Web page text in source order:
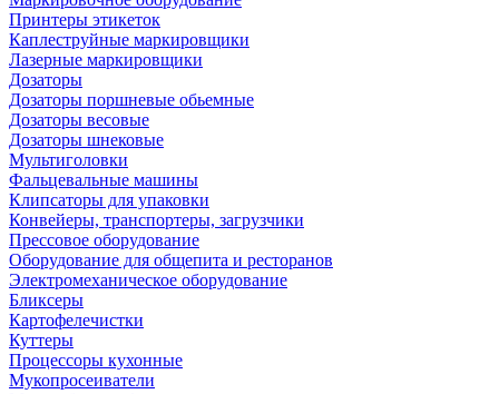
Принтеры этикеток
Каплеструйные маркировщики
Лазерные маркировщики
Дозаторы
Дозаторы поршневые обьемные
Дозаторы весовые
Дозаторы шнековые
Мультиголовки
Фальцевальные машины
Клипсаторы для упаковки
Конвейеры, транспортеры, загрузчики
Прессовое оборудование
Оборудование для общепита и ресторанов
Электромеханическое оборудование
Бликсеры
Картофелечистки
Куттеры
Процессоры кухонные
Мукопросеиватели